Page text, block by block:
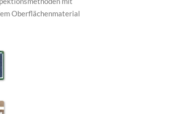
Oberflächenmaterial